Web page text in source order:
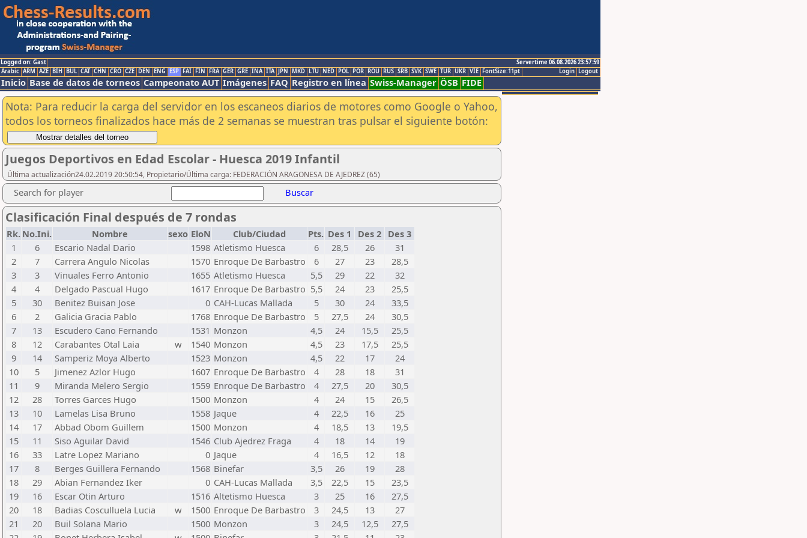
Logged on: Gast
Servertime 06.08.2026 23:57:59
Logout
Login
Arabic ARM AZE BIH BUL CAT CHN CRO CZE DEN ENG ESP FAI FIN FRA GER GRE INA ITA JPN MKD LTU NED POL POR ROU RUS SRB SVK SWE TUR UKR VIE FontSize:11pt
Inicio Base de datos de torneos Campeonato AUT Imágenes FAQ Registro en línea Swiss-Manager ÖSB FIDE
Nota: Para reducir la carga del servidor en los escaneos diarios de motores como Google o Yahoo,
todos los torneos finalizados hace más de 2 semanas se muestran tras pulsar el siguiente botón:
Juegos Deportivos en Edad Escolar - Huesca 2019 Infantil
Última actualización24.02.2019 20:50:54, Propietario/Última carga: FEDERACIÓN ARAGONESA DE AJEDREZ (65)
Search for player Buscar
Clasificación Final después de 7 rondas
Rk. No.Ini. Nombre sexo EloN Club/Ciudad Pts. Des 1 Des 2 Des 3
1
6 Escario Nadal Dario 1598 Atletismo Huesca 6 28,5 26
31
2
7 Carrera Angulo Nicolas 1570 Enroque De Barbastro 6 27 23
28,5
3
3 Vinuales Ferro Antonio 1655 Atletismo Huesca 5,5 29 22
32
4
4 Delgado Pascual Hugo 1617 Enroque De Barbastro 5,5 24 23
25,5
5
30 Benitez Buisan Jose 0 CAH-Lucas Mallada 5 30 24
33,5
6
2 Galicia Gracia Pablo 1768 Enroque De Barbastro 5 27,5 24
30,5
7
13 Escudero Cano Fernando 1531 Monzon 4,5 24 15,5
25,5
8
12 Carabantes Otal Laia w 1540 Monzon 4,5 23 17,5
25,5
9
14 Samperiz Moya Alberto 1523 Monzon 4,5 22 17
24
10
5 Jimenez Azlor Hugo 1607 Enroque De Barbastro 4 28 18
31
11
9 Miranda Melero Sergio 1559 Enroque De Barbastro 4 27,5 20
30,5
12
28 Torres Garces Hugo 1500 Monzon 4 24 15
26,5
13
10 Lamelas Lisa Bruno 1558 Jaque 4 22,5 16
25
14
17 Abbad Obom Guillem 1500 Monzon 4 18,5 13
19,5
15
11 Siso Aguilar David 1546 Club Ajedrez Fraga 4 18 14
19
16
33 Latre Lopez Mariano 0 Jaque 4 16,5 12
18
17
8 Berges Guillera Fernando 1568 Binefar 3,5 26 19
28
18
29 Abian Fernandez Iker 0 CAH-Lucas Mallada 3,5 22,5 15
23,5
19
16 Escar Otin Arturo 1516 Altetismo Huesca 3 25 16
27,5
20
18 Badias Cosculluela Lucia w 1500 Enroque De Barbastro 3 24,5 13
27
21
20 Buil Solana Mario 1500 Monzon 3 24,5 12,5
27,5